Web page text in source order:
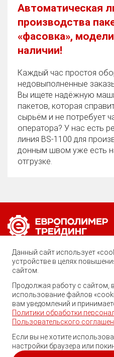
Автоматическая
производства
«фасовка»,
наличии!
Каждый час простоя
недовыполненные
Вы ищете надёжную
пакетов, которая
сырьём и не потребует
оператора? У нас есть
линия BS‑1100 для
донным швом уже есть
отгрузке.
Позвоните нам по любому
8 (800) 222-40-61
Ростов-на-Дону, ул. Вавилова, 59
trade@ep-group.ru
© 2010-2024.
Данный сайт использует
устройстве в целях
сайтом.
Продолжая работу с сайтом,
использование файлов
вам уведомлений и
Политики обработки
Пользовательского
Если вы не хотите
настройки браузера или